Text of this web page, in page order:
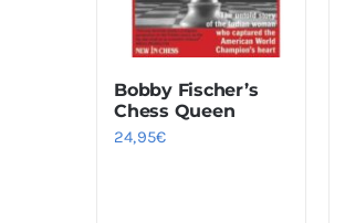
Bobby Fischer’s
Chess Queen
24,95€